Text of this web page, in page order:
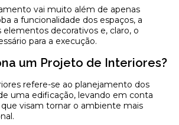
vai muito além de apenas
a funcionalidade dos espaços, a
decorativos e, claro, o
para a execução.
um Projeto de Interiores?
refere-se ao planejamento dos
uma edificação, levando em conta
visam tornar o ambiente mais